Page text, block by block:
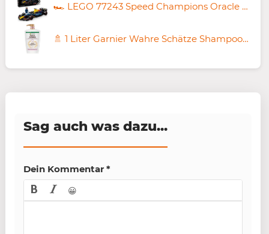
🏎️ LEGO 77243 Speed Champions Oracle Red Bull Racing RB20 F1 Set für 16,89€ (statt 21€)
🚿 1 Liter Garnier Wahre Schätze Shampoo Sanfte Hafermilch ab 6,64€ (statt 9€)
Sag auch was dazu...
Dein Kommentar *
😀